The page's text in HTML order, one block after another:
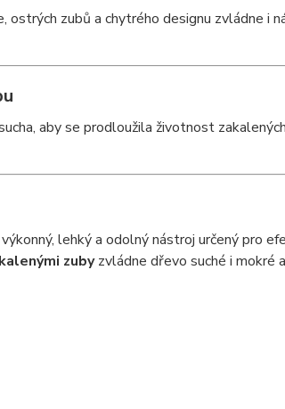
ostrých zubů a chytrého designu zvládne i
aby se prodloužila životnost
lehký a odolný nástroj určený pro
zubyzvládne dřevo suché i mokré